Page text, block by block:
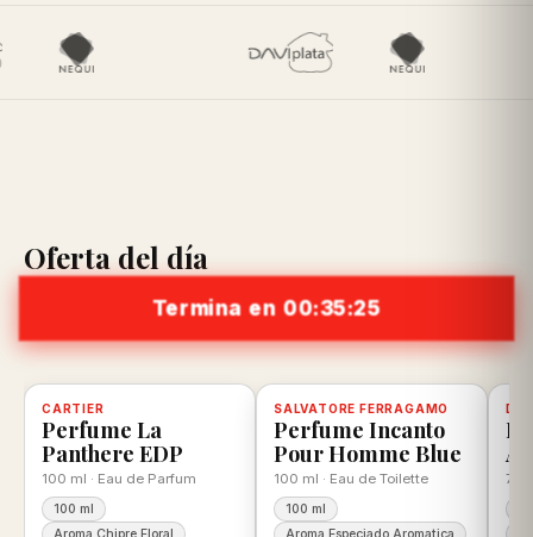
Oferta del día
Termina en 00:35:25
Disponible, con descuentoDisponible, con descuento
-8%
CARTIER
Perfume La
Panthere EDP
100 ml · Eau de Parfum
100 ml
-20% 100% ORIGINAL
SALVATORE FERRAGAMO
Perfume Incanto
Pour Homme Blue
100 ml · Eau de Toilette
100 ml
75